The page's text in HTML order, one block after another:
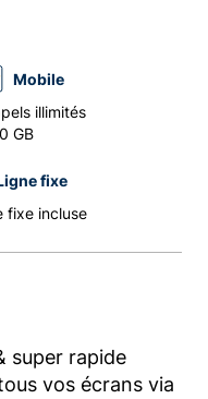
Mobile
illimités
GB
fixe
fixe incluse
super rapide
vos écrans via